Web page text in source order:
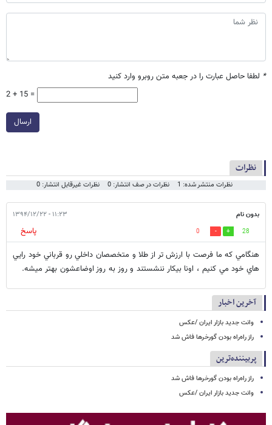
* لطفا حاصل عبارت را در جعبه متن روبرو وارد کنید
2 + 15 =
ارسال
نظرات
نظرات منتشر شده: 1 نظرات در صف انتشار: 0 نظرات غیرقابل انتشار: 0
بدون نام ۱۱:۲۳ - ۱۳۹۴/۱۲/۲۲
28
0
پاسخ
هنگامي كه ما فرصت با ارزش تر از طلا و متخصصان داخلي رو قرباني خود رايي
هاي خود مي كنيم ، اونا بيكار ننشستند و روز به روز اوضاعشون بهتر ميشه.
آخرین اخبار
وانت جدید بازار ایران /عکس
راز راه‌راه بودن گورخرها فاش شد
پربیننده‌ترین
راز راه‌راه بودن گورخرها فاش شد
وانت جدید بازار ایران /عکس